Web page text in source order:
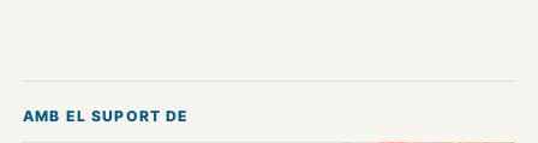
AMB EL SUPORT DE